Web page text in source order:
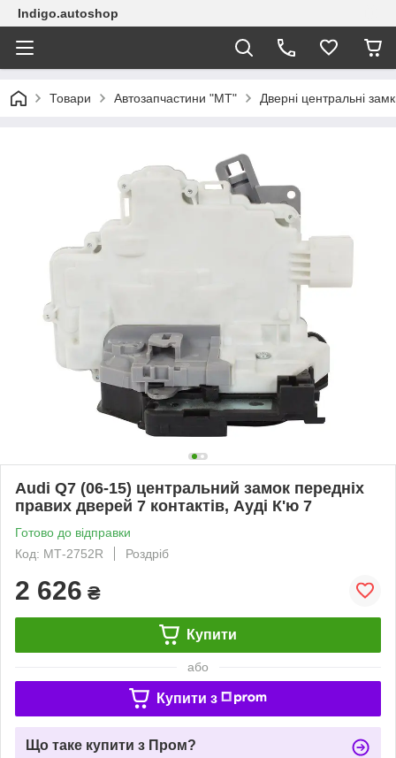
Indigo.autoshop
Товари Автозапчастини "МТ" Дверні центральні
Audi Q7 (06-15) центральний замок передніх
правих дверей 7 контактів, Ауді К'ю 7
Готово до відправки
Код: МТ-2752R
Роздріб
2 626 ₴
Купити
або
Купити з
Що таке купити з Пром?